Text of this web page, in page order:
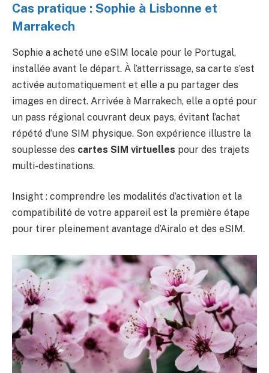
Cas pratique : Sophie à Lisbonne et
Marrakech
Sophie a acheté une eSIM locale pour le Portugal,
installée avant le départ. À l’atterrissage, sa carte s’est
activée automatiquement et elle a pu partager des
images en direct. Arrivée à Marrakech, elle a opté pour
un pass régional couvrant deux pays, évitant l’achat
répété d’une SIM physique. Son expérience illustre la
souplesse des cartes SIM virtuelles pour des trajets
multi-destinations.
Insight : comprendre les modalités d’activation et la
compatibilité de votre appareil est la première étape
pour tirer pleinement avantage d’Airalo et des eSIM.